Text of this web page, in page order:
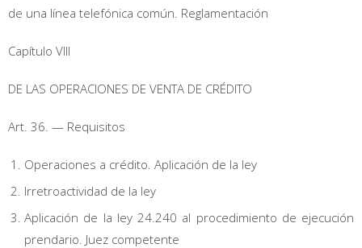
de una línea telefónica común. Reglamentación
Capítulo VIII
DE LAS OPERACIONES DE VENTA DE CRÉDITO
Art. 36. — Requisitos
Operaciones a crédito. Aplicación de la ley
Irretroactividad de la ley
Aplicación de la ley 24.240 al procedimiento de ejecución
prendario. Juez competente